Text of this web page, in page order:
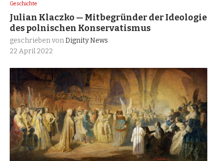
Geschichte
Julian Klaczko — Mitbegründer der Ideologie
des polnischen Konservatismus
geschrieben vonDignity News
22 April 2022